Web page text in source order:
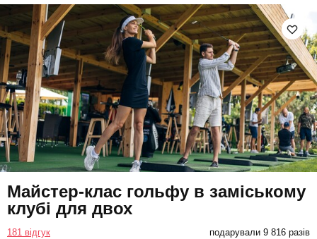
Майстер-клас гольфу в заміському
клубі для двох
181 відгук подарували 9 816 разів